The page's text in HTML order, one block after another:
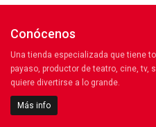
Conócenos
Una tienda especializada que tiene
payaso, productor de teatro, cine, tv,
quiere divertirse a lo grande.
Más info